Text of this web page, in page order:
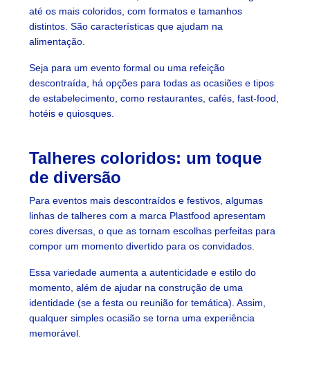
até os mais coloridos, com formatos e tamanhos
distintos. São características que ajudam na
alimentação.
Seja para um evento formal ou uma refeição
descontraída, há opções para todas as ocasiões e tipos
de estabelecimento, como restaurantes, cafés, fast-food,
hotéis e quiosques.
Talheres coloridos: um toque
de diversão
Para eventos mais descontraídos e festivos, algumas
linhas de talheres com a marca Plastfood apresentam
cores diversas, o que as tornam escolhas perfeitas para
compor um momento divertido para os convidados.
Essa variedade aumenta a autenticidade e estilo do
momento, além de ajudar na construção de uma
identidade (se a festa ou reunião for temática). Assim,
qualquer simples ocasião se torna uma experiência
memorável.